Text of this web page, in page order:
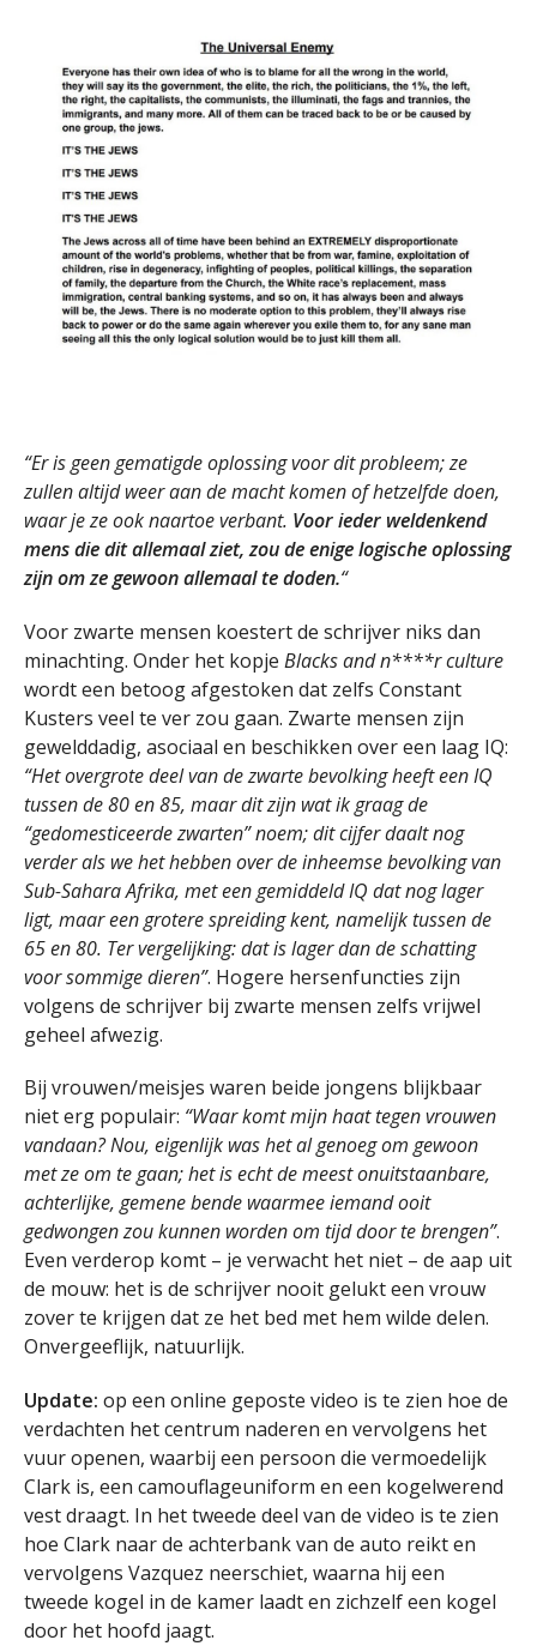
“Er is geen gematigde oplossing voor dit probleem; ze
zullen altijd weer aan de macht komen of hetzelfde doen,
waar je ze ook naartoe verbant. Voor ieder weldenkend
mens die dit allemaal ziet, zou de enige logische oplossing
zijn om ze gewoon allemaal te doden.“
Voor zwarte mensen koestert de schrijver niks dan
minachting. Onder het kopje Blacks and n****r culture
wordt een betoog afgestoken dat zelfs Constant
Kusters veel te ver zou gaan. Zwarte mensen zijn
gewelddadig, asociaal en beschikken over een laag IQ:
“Het overgrote deel van de zwarte bevolking heeft een IQ
tussen de 80 en 85, maar dit zijn wat ik graag de
“gedomesticeerde zwarten” noem; dit cijfer daalt nog
verder als we het hebben over de inheemse bevolking van
Sub-Sahara Afrika, met een gemiddeld IQ dat nog lager
ligt, maar een grotere spreiding kent, namelijk tussen de
65 en 80. Ter vergelijking: dat is lager dan de schatting
voor sommige dieren”. Hogere hersenfuncties zijn
volgens de schrijver bij zwarte mensen zelfs vrijwel
geheel afwezig.
Bij vrouwen/meisjes waren beide jongens blijkbaar
niet erg populair: “Waar komt mijn haat tegen vrouwen
vandaan? Nou, eigenlijk was het al genoeg om gewoon
met ze om te gaan; het is echt de meest onuitstaanbare,
achterlijke, gemene bende waarmee iemand ooit
gedwongen zou kunnen worden om tijd door te brengen”.
Even verderop komt – je verwacht het niet – de aap uit
de mouw: het is de schrijver nooit gelukt een vrouw
zover te krijgen dat ze het bed met hem wilde delen.
Onvergeeflijk, natuurlijk.
Update: op een online geposte video is te zien hoe de
verdachten het centrum naderen en vervolgens het
vuur openen, waarbij een persoon die vermoedelijk
Clark is, een camouflageuniform en een kogelwerend
vest draagt. In het tweede deel van de video is te zien
hoe Clark naar de achterbank van de auto reikt en
vervolgens Vazquez neerschiet, waarna hij een
tweede kogel in de kamer laadt en zichzelf een kogel
door het hoofd jaagt.